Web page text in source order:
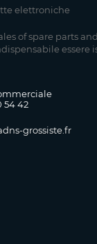
elettroniche
of spare parts
54 42
grossiste.fr